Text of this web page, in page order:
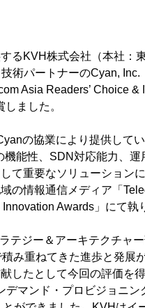
るKVH株式会社（本社：
術パートナーのCyan, Inc.
Asia Readers’ Choice &
ました。
の協業により提供して
能性、SDN対応能力、運
て重要なソリューション
の情報通信メディア「
Awards」にて執
テジー＆アーキテクチャ
み重ねてきた進歩と発展
したとして今回の評価を
マンド・プロビジョニン